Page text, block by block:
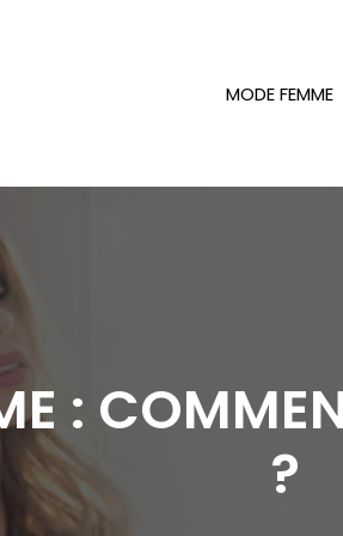
MODE FEMME
:
?